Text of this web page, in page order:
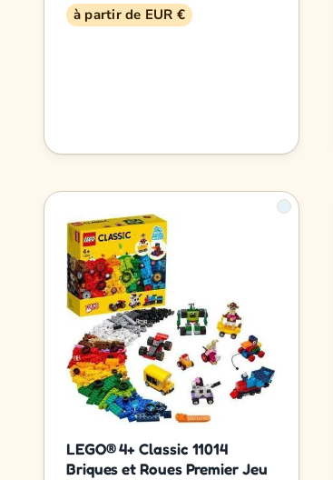
à partir de EUR €
LEGO® 4+ Classic 11014
Briques et Roues Premier Jeu